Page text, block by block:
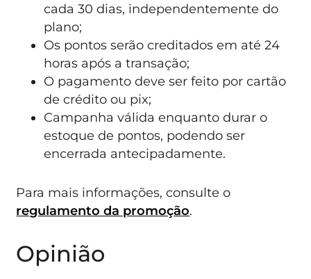
cada 30 dias, independentemente do
plano;
Os pontos serão creditados em até 24
horas após a transação;
O pagamento deve ser feito por cartão
de crédito ou pix;
Campanha válida enquanto durar o
estoque de pontos, podendo ser
encerrada antecipadamente.
Para mais informações, consulte o
regulamento da promoção.
Opinião